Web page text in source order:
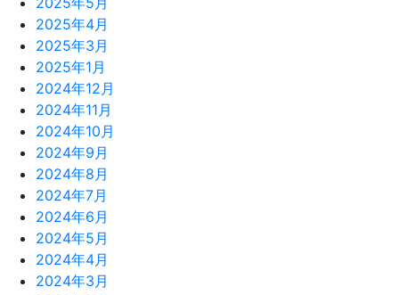
2025年4月
2025年3月
2025年1月
2024年12月
2024年11月
2024年10月
2024年9月
2024年8月
2024年7月
2024年6月
2024年5月
2024年4月
2024年3月